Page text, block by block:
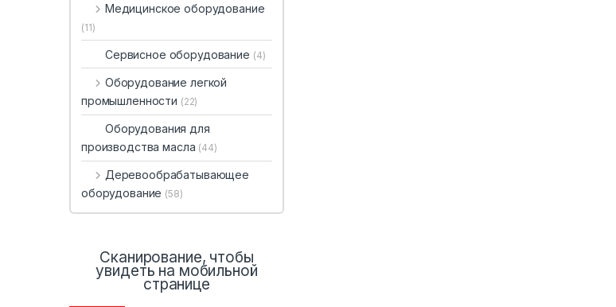
Медицинское оборудование
(11)
Сервисное оборудование (4)
Оборудование легкой
промышленности (22)
Оборудования для
производства масла (44)
Деревообрабатывающее
оборудование (58)
Сканирование, чтобы
увидеть на мобильной
странице